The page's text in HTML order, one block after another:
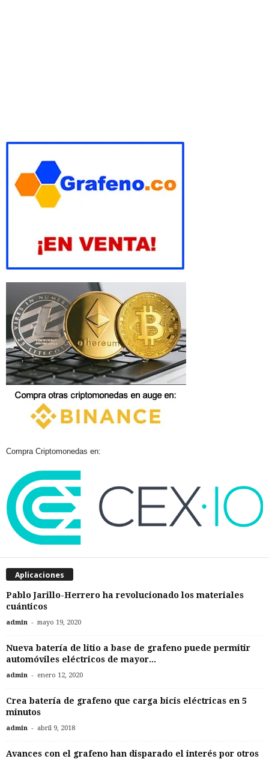
Compra Criptomonedas en:
Aplicaciones
Pablo Jarillo-Herrero ha revolucionado los materiales
cuánticos
admin - mayo 19, 2020
Nueva batería de litio a base de grafeno puede permitir
automóviles eléctricos de mayor...
admin - enero 12, 2020
Crea batería de grafeno que carga bicis eléctricas en 5
minutos
admin - abril 9, 2018
Avances con el grafeno han disparado el interés por otros